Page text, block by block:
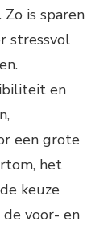
is sparen
stressvol
en
een grote
het
keuze
voor- en